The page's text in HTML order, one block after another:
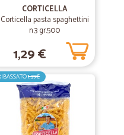
ma anche le bevande
e le italiane meno
e non ho mai avuto
La catena del freddo è
miglioramento: ora che si
quando non ci sono
programmare esattamente
CORTICELLA
Corticella pasta spaghettini
n.3 gr.500
1,29 €
1,39€